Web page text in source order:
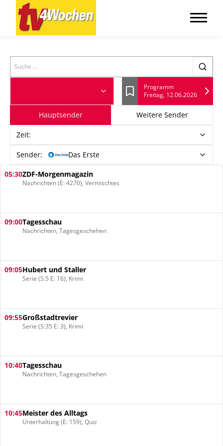
Search
Lesezeichen
Programm
Freitag, 12.06.2026
Hauptsender Weitere Sender
Zeit:
Sender: Das Erste
05:30ZDF-Morgenmagazin
Nachrichten (E: 4270), Vermischtes
09:00Tagesschau
Nachrichten, Tagesgeschehen
09:05Hubert und Staller
Serie (S:5 E: 16), Krimi
09:55Großstadtrevier
Serie (S:35 E: 3), Krimi
10:40Tagesschau
Nachrichten, Tagesgeschehen
10:45Meister des Alltags
Unterhaltung (E: 159), Quiz